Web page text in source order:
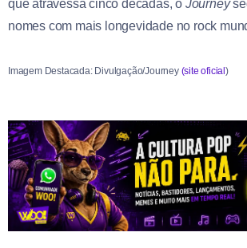
que atravessa cinco décadas, o Journey
nomes com mais longevidade no rock
Imagem Destacada: Divulgação/Journey (site oficial)